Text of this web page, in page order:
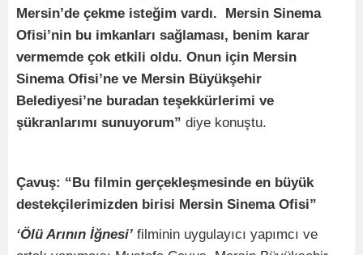
Mersin’de çekme isteğim vardı. Mersin Sinema
Ofisi’nin bu imkanları sağlaması, benim karar
vermemde çok etkili oldu. Onun için Mersin
Sinema Ofisi’ne ve Mersin Büyükşehir
Belediyesi’ne buradan teşekkürlerimi ve
şükranlarımı sunuyorum” diye konuştu.
Çavuş: “Bu filmin gerçekleşmesinde en büyük
destekçilerimizden birisi Mersin Sinema Ofisi”
‘Ölü Arının İğnesi’ filminin uygulayıcı yapımcı ve